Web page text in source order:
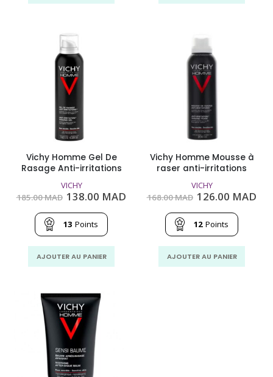
Vichy Homme Gel De
Rasage Anti-irritations
VICHY
185.00MAD Le
initial
était :
185.00
MAD.
138.00 MAD
13 Points
AJOUTER AU PANIER
Vichy Homme Mousse à
raser anti-irritations
VICHY
168.00MAD Le
initial
était :
168.00
MAD.
126.00 MAD
12 Points
AJOUTER AU PANIER